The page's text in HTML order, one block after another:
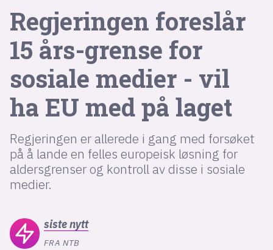
Regjeringen foreslår
15 års-grense for
sosiale medier - vil
ha EU med på laget
Regjeringen er allerede i gang med forsøket
på å lande en felles europeisk løsning for
aldersgrenser og kontroll av disse i sosiale
medier.
sistenytt
FRA NTB
mørk modus
nyhetsbrev
kode24-klubben
LinkedIn
Bluesky
Facebook
annonsepriser
annonseguide
Bli firmapartner